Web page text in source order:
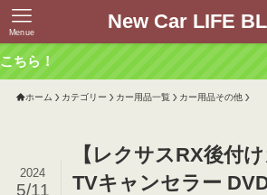
New Car LIFE
Menue
ホーム カテゴリー カー用品一覧 カー用品その他
【レクサスRX後付
TVキャンセラー
2024
5/11